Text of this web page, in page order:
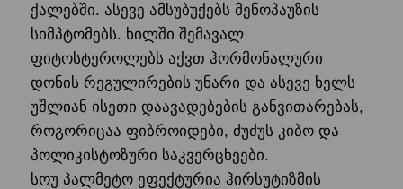
ქალებში. ასევე ამსუბუქებს მენოპაუზის
სიმპტომებს. ხილში შემავალ
ფიტოსტეროლებს აქვთ ჰორმონალური
დონის რეგულირების უნარი და ასევე ხელს
უშლიან ისეთი დაავადებების განვითარებას,
როგორიცაა ფიბროიდები, ძუძუს კიბო და
პოლიკისტოზური საკვერცხეები.
სოუ პალმეტო ეფექტურია ჰირსუტიზმის